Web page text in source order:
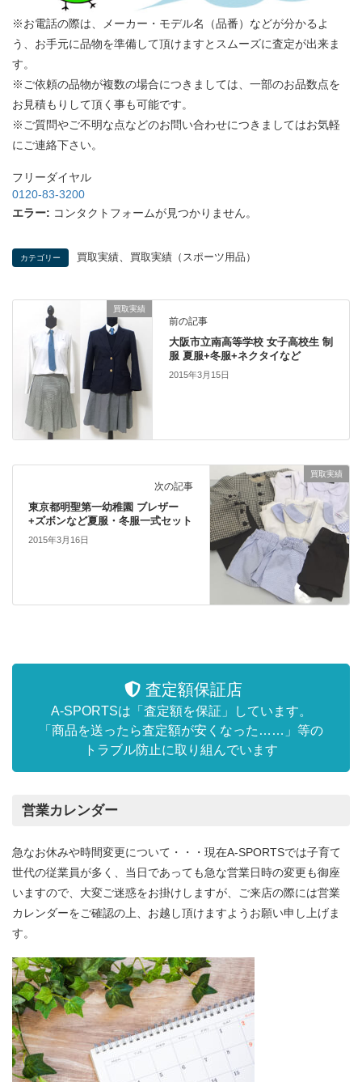
※お電話の際は、メーカー・モデル名（品番）などが分かるよ
う、お手元に品物を準備して頂けますとスムーズに査定が出来ま
す。
※ご依頼の品物が複数の場合につきましては、一部のお品数点を
お見積もりして頂く事も可能です。
※ご質問やご不明な点などのお問い合わせにつきましてはお気軽
にご連絡下さい。
フリーダイヤル
0120-83-3200
エラー: コンタクトフォームが見つかりません。
カテゴリー 買取実績 買取実績（スポーツ用品）
買取実績
前の記事
大阪市立南高等学校 女子高校生 制
服 夏服+冬服+ネクタイなど
2015年3月15日
買取実績
次の記事
東京都明聖第一幼稚園 ブレザー
+ズボンなど夏服・冬服一式セット
2015年3月16日
査定額保証店
A-SPORTSは「査定額を保証」しています。
「商品を送ったら査定額が安くなった……」等の
トラブル防止に取り組んでいます
営業カレンダー
急なお休みや時間変更について・・・現在A-SPORTSでは子育て
世代の従業員が多く、当日であっても急な営業日時の変更も御座
いますので、大変ご迷惑をお掛けしますが、ご来店の際には営業
カレンダーをご確認の上、お越し頂けますようお願い申し上げま
す。